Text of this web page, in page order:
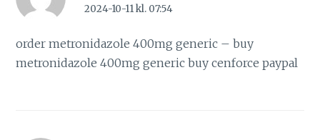
2024-10-11 kl. 07:54
order metronidazole 400mg generic –buy
metronidazole 400mg generic buy cenforce paypal